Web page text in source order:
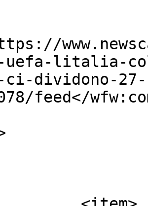
uefa-litalia-
dividono-27-
feed</